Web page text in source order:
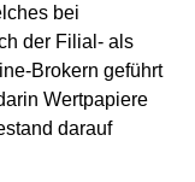
bei
der Filial- als
Brokern geführt
Wertpapiere
darauf